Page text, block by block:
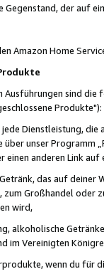
Gegenstand, der auf
Amazon Home
Ausführungen sind
Produkte"):
Dienstleistung,
über unser Programm
einen anderen Link
das auf deiner
zum Großhandel oder
wird,
alkoholische
im Vereinigten
wenn du für